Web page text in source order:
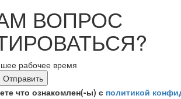
ВОПРОС
рабочее время
что ознакомлен(-ы) с политикой